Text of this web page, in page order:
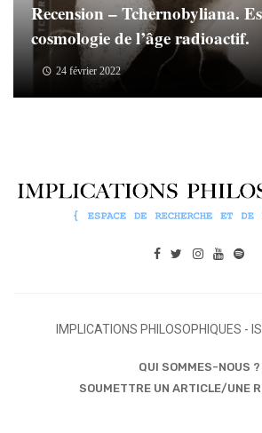
Recension – Tchernobyliana.
cosmologie de l’âge radioactif.
24 février 2022
IMPLICATIONS PHILOSOPHIQUES -
QUI SOMMES-NOUS ?
SOUMETTRE UN ARTICLE/UNE